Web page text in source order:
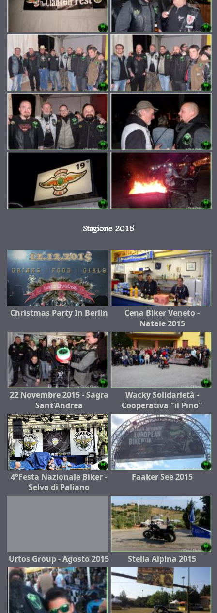
Stagione 2015
Christmas Party In Berlin
Cena Biker Veneto -
Natale 2015
22 Novembre 2015 - Sagra
Sant'Andrea
Wacky Solidarietà -
Cooperativa "il Pino"
4°Festa Nazionale Biker -
Selva di Paliano
Faaker See 2015
Urtos Group - Agosto 2015 Stella Alpina 2015